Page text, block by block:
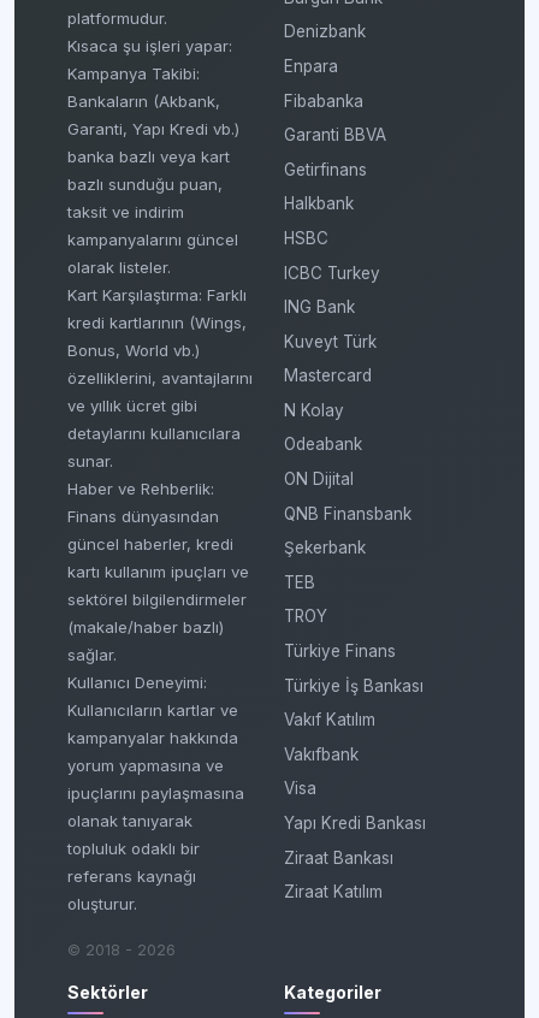
platformudur.
Kısaca şu işleri yapar:
Kampanya Takibi:
Bankaların (Akbank,
Garanti, Yapı Kredi vb.)
banka bazlı veya kart
bazlı sunduğu puan,
taksit ve indirim
kampanyalarını güncel
olarak listeler.
Kart Karşılaştırma: Farklı
kredi kartlarının (Wings,
Bonus, World vb.)
özelliklerini, avantajlarını
ve yıllık ücret gibi
detaylarını kullanıcılara
sunar.
Haber ve Rehberlik:
Finans dünyasından
güncel haberler, kredi
kartı kullanım ipuçları ve
sektörel bilgilendirmeler
(makale/haber bazlı)
sağlar.
Kullanıcı Deneyimi:
Kullanıcıların kartlar ve
kampanyalar hakkında
yorum yapmasına ve
ipuçlarını paylaşmasına
olanak tanıyarak
topluluk odaklı bir
referans kaynağı
oluşturur.
© 2018 - 2026
Denizbank
Enpara
Fibabanka
Garanti BBVA
Getirfinans
Halkbank
HSBC
ICBC Turkey
ING Bank
Kuveyt Türk
Mastercard
N Kolay
Odeabank
ON Dijital
QNB Finansbank
Şekerbank
TEB
TROY
Türkiye Finans
Türkiye İş Bankası
Vakıf Katılım
Vakıfbank
Visa
Yapı Kredi Bankası
Ziraat Bankası
Ziraat Katılım
Sektörler Kategoriler